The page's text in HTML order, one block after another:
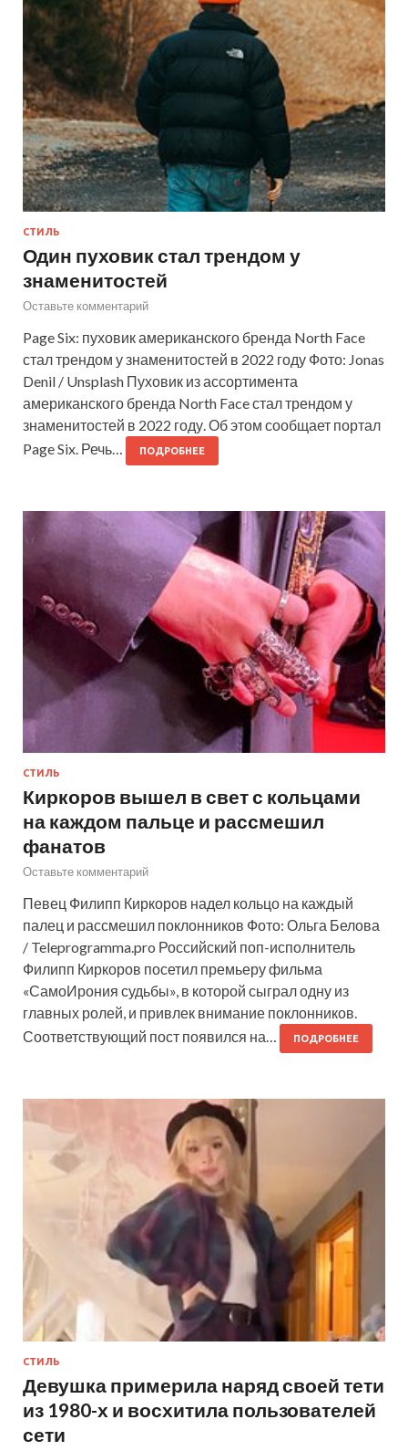
СТИЛЬ
Один пуховик стал трендом у
знаменитостей
Оставьте комментарий
Page Six: пуховик американского бренда North Face
стал трендом у знаменитостей в 2022 году Фото: Jonas
Denil / Unsplash Пуховик из ассортимента
американского бренда North Face стал трендом у
знаменитостей в 2022 году. Об этом сообщает портал
Page Six. Речь…
ПОДРОБНЕЕ
СТИЛЬ
Киркоров вышел в свет с кольцами
на каждом пальце и рассмешил
фанатов
Оставьте комментарий
Певец Филипп Киркоров надел кольцо на каждый
палец и рассмешил поклонников Фото: Ольга Белова
/ Teleprogramma.pro Российский поп-исполнитель
Филипп Киркоров посетил премьеру фильма
«СамоИрония судьбы», в которой сыграл одну из
главных ролей, и привлек внимание поклонников.
Соответствующий пост появился на…
ПОДРОБНЕЕ
СТИЛЬ
Девушка примерила наряд своей тети
из 1980-х и восхитила пользователей
сети